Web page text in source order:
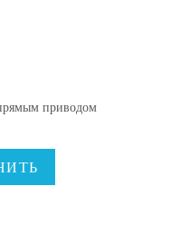
приводом